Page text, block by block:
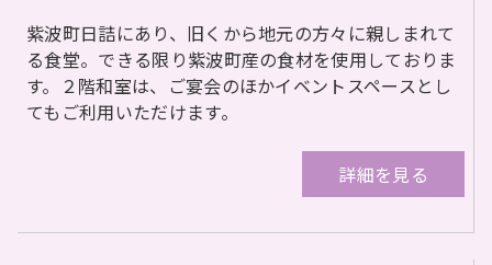
紫波町日詰にあり、旧くから地元の方々に親しまれて
る食堂。できる限り紫波町産の食材を使用しておりま
す。２階和室は、ご宴会のほかイベントスペースとし
てもご利用いただけます。
詳細を見る